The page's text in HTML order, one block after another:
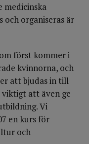
medicinska
och organiseras är
först kommer i
kvinnorna, och
att bjudas in till
att även ge
Vi
en kurs för
och